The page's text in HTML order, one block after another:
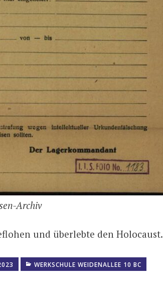
Archiv
und überlebte den Holocaust.
WERKSCHULE WEIDENALLEE 10 BC